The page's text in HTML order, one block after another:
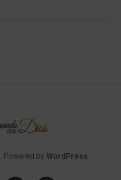
. Powered by WordPress